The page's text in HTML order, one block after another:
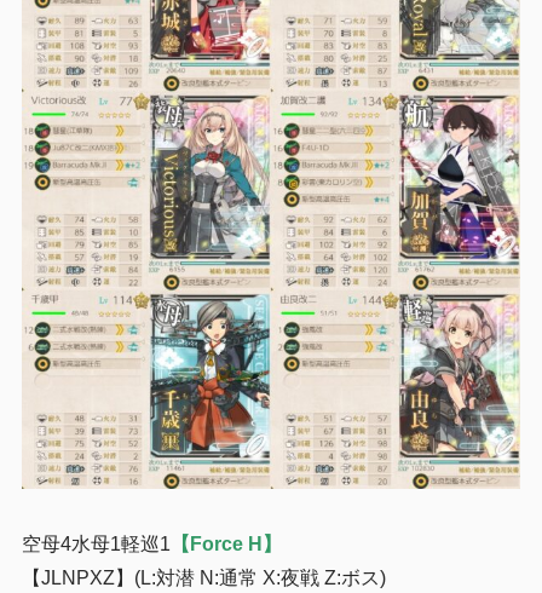
空母4水母1軽巡1 【Force H】
【JLNPXZ】(L:対潜 N:通常 X:夜戦 Z:ボス)